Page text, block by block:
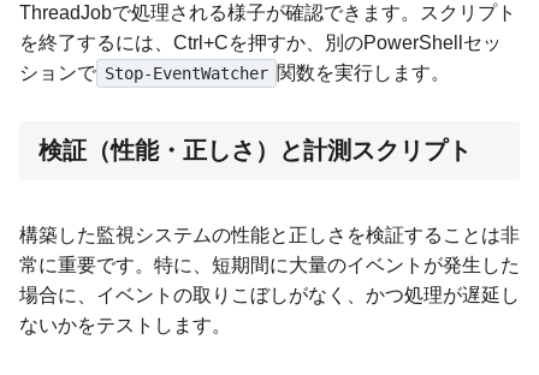
ThreadJobで処理される様子が確認できます。スクリプト
を終了するには、Ctrl+Cを押すか、別のPowerShellセッ
ションで Stop-EventWatcher 関数を実行します。
検証（性能・正しさ）と計測スクリプト
構築した監視システムの性能と正しさを検証することは非
常に重要です。特に、短期間に大量のイベントが発生した
場合に、イベントの取りこぼしがなく、かつ処理が遅延し
ないかをテストします。